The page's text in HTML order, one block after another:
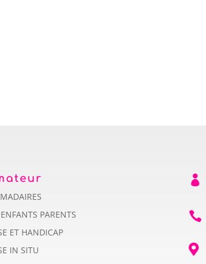
PARENTS
ET HANDICAP
IN SITU


